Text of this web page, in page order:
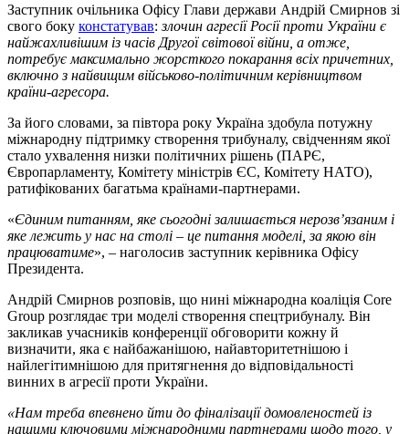
Заступник очільника Офісу Глави держави Андрій Смирнов зі
свого боку констатував:злочин агресії Росії проти України є
найжахливішим із часів Другої світової війни, а отже,
потребує максимально жорсткого покарання всіх причетних,
включно з найвищим військово-політичним керівництвом
країни-агресора.
За його словами, за півтора року Україна здобула потужну
міжнародну підтримку створення трибуналу, свідченням якої
стало ухвалення низки політичних рішень (ПАРЄ,
Європарламенту, Комітету міністрів ЄС, Комітету НАТО),
ратифікованих багатьма країнами-партнерами.
«Єдиним питанням, яке сьогодні залишається нерозв’язаним і
яке лежить у нас на столі – це питання моделі, за якою він
працюватиме», – наголосив заступник керівника Офісу
Президента.
Андрій Смирнов розповів, що нині міжнародна коаліція Core
Group розглядає три моделі створення спецтрибуналу. Він
закликав учасників конференції обговорити кожну й
визначити, яка є найбажанішою, найавторитетнішою і
найлегітимнішою для притягнення до відповідальності
винних в агресії проти України.
«Нам треба впевнено йти до фіналізації домовленостей із
нашими ключовими міжнародними партнерами щодо того, у